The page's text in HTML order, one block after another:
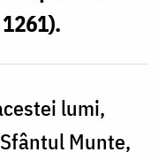
lumi,
Munte,